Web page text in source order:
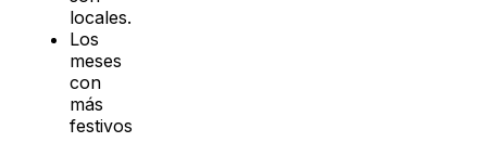
locales.
Los
meses
con
más
festivos